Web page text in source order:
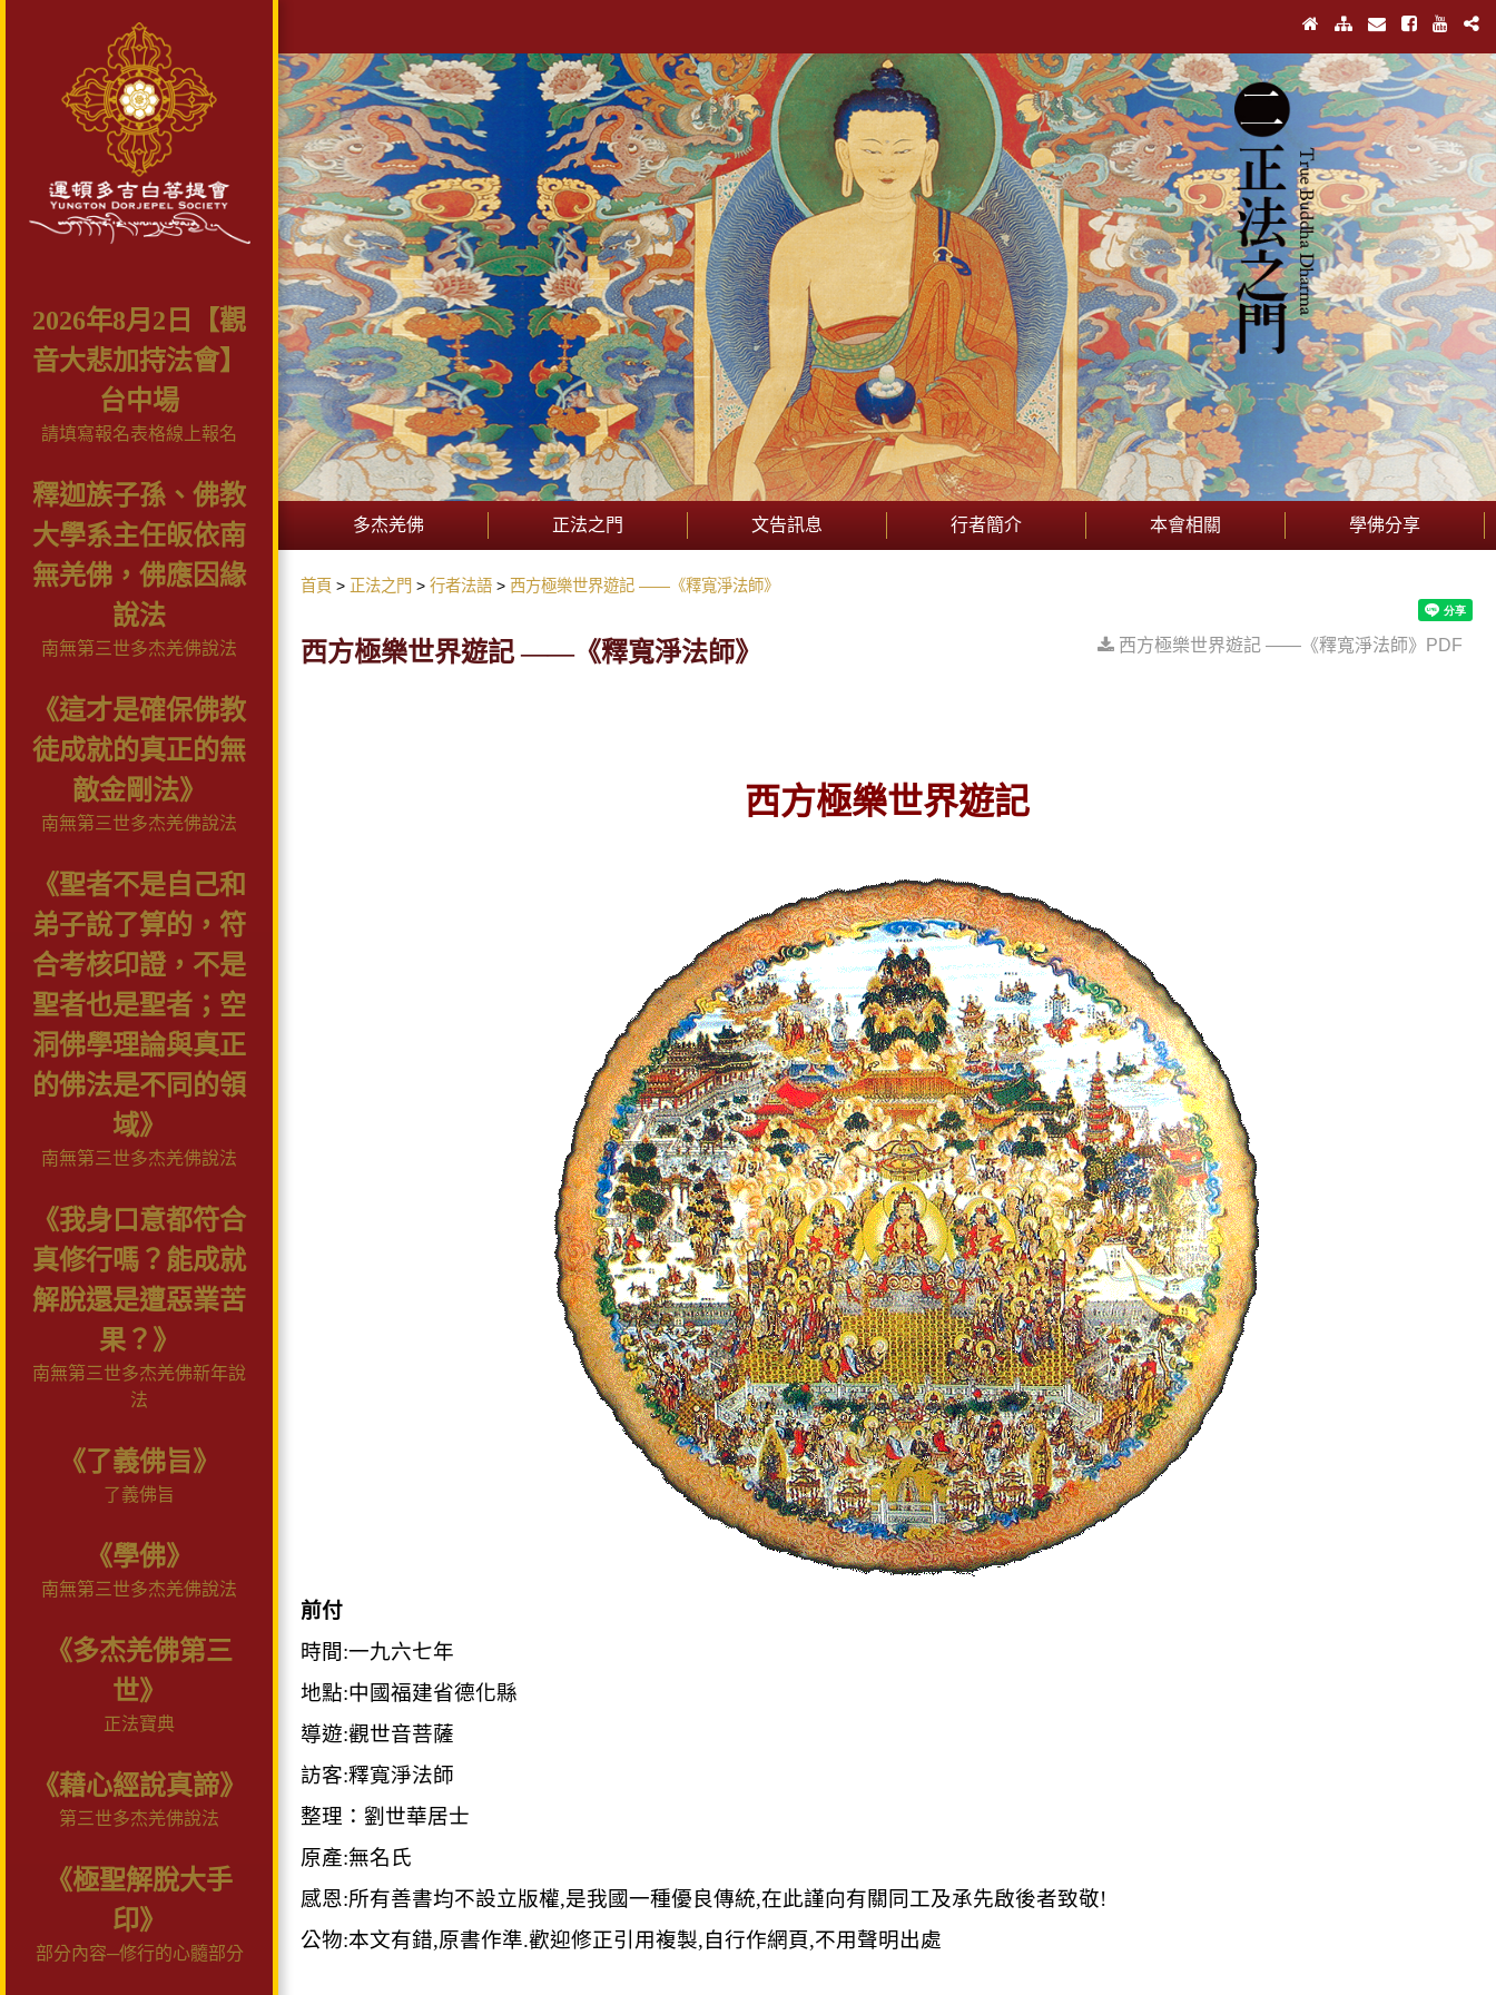
2026年8月2日【觀
音大悲加持法會】
台中場
請填寫報名表格線上報名
釋迦族子孫、佛教
大學系主任皈依南
無羌佛，佛應因緣
說法
南無第三世多杰羌佛說法
《這才是確保佛教
徒成就的真正的無
敵金剛法》
南無第三世多杰羌佛說法
《聖者不是自己和
弟子說了算的，符
合考核印證，不是
聖者也是聖者；空
洞佛學理論與真正
的佛法是不同的領
域》
南無第三世多杰羌佛說法
《我身口意都符合
真修行嗎？能成就
解脫還是遭惡業苦
果？》
南無第三世多杰羌佛新年說
法
《了義佛旨》
了義佛旨
《學佛》
南無第三世多杰羌佛說法
《多杰羌佛第三
世》
正法寶典
《藉心經說真諦》
第三世多杰羌佛說法
《極聖解脫大手
印》
部分內容─修行的心髓部分
多杰羌佛 正法之門 文告訊息 行者簡介 本會相關 學佛分享
首頁 正法之門 行者法語 西方極樂世界遊記 ——《釋寬淨法師》
西方極樂世界遊記 ——《釋寬淨法師》 西方極樂世界遊記 ——《釋寬淨法師》PDF
西方極樂世界遊記
前付
時間:一九六七年
地點:中國福建省德化縣
導遊:觀世音菩薩
訪客:釋寬淨法師
整理：劉世華居士
原產:無名氏
感恩:所有善書均不設立版權,是我國一種優良傳統,在此謹向有關同工及承先啟後者致敬!
公物:本文有錯,原書作準.歡迎修正引用複製,自行作網頁,不用聲明出處